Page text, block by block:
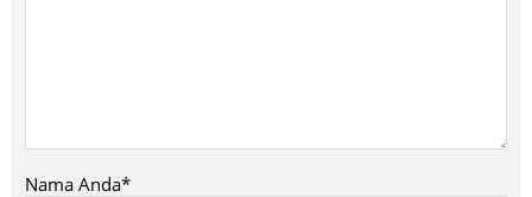
Nama Anda*